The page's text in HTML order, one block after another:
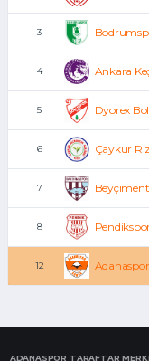
3
4 Ankara
5 Dyorex
6 Çaykur
7
8
12 Adanaspor
ADANASPOR TARAFTAR